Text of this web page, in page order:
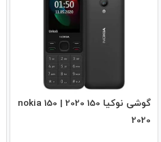
گوشی نوکیا 150 2020 | nokia 150
2020